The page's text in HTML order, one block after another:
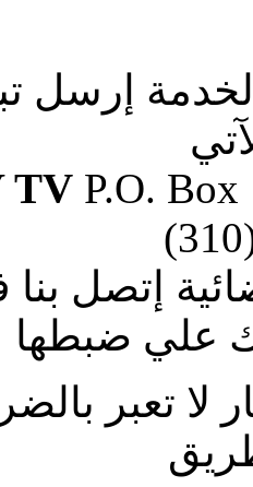
إرسل
TVP.O. Box
إتصل بنا
علي ضبطها
لا تعبر